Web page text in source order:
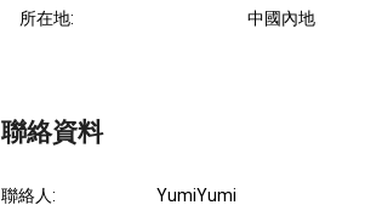
所在地: 中國內地
聯絡資料
聯絡人: YumiYumi